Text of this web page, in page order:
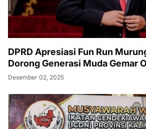
DPRD Apresiasi Fun Run
Dorong Generasi Muda Gemar
Desember 02, 2025